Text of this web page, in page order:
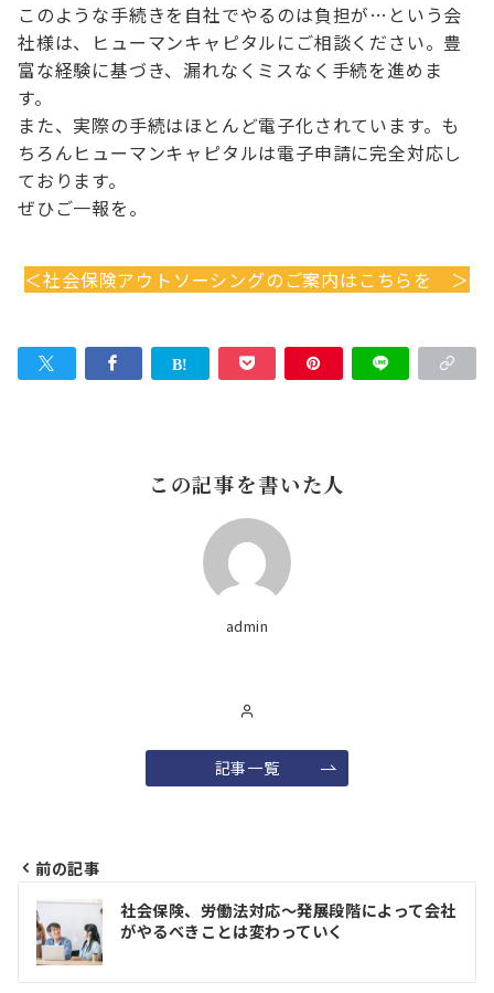
このような手続きを自社でやるのは負担が…という会
社様は、ヒューマンキャピタルにご相談ください。豊
富な経験に基づき、漏れなくミスなく手続を進めま
す。
また、実際の手続はほとんど電子化されています。も
ちろんヒューマンキャピタルは電子申請に完全対応し
ております。
ぜひご一報を。
＜社会保険アウトソーシングのご案内はこちらを ＞
この記事を書いた人
admin
記事一覧
投
稿
ナ
前の記事
社会保険、労働法対応～発展段階によって会社
がやるべきことは変わっていく